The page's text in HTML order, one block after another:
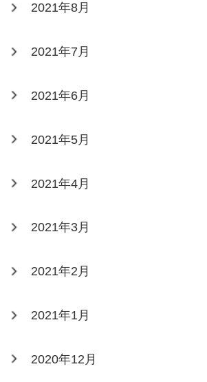
2021年8月
2021年7月
2021年6月
2021年5月
2021年4月
2021年3月
2021年2月
2021年1月
2020年12月